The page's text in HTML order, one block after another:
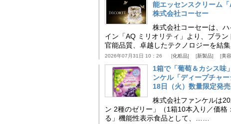
能エッセンスクリーム
株式会社コーセー
株式会社コーセーは、
イン「AQ ミリオリティ」より、ブラ
官能品質、卓越したテクノロジーを結
2026年07月31日 10：26 化粧品 新製品 美容
1箱で「葡萄＆カシス味
ンケル「ディープチャ
18日（火）数量限定発
株式会社ファンケルは
ン 2種のゼリー」（1箱10本入り／価
る」機能性表示食品として、……